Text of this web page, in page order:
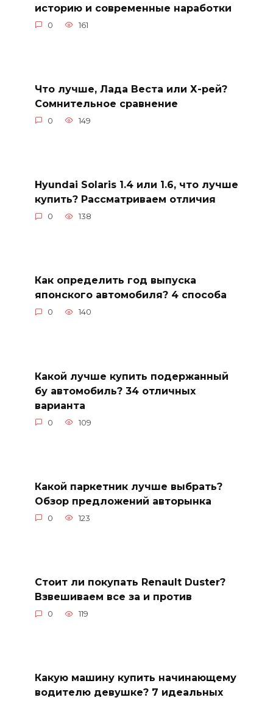
историю и современные наработки
0 161
Что лучше, Лада Веста или Х-рей?
Сомнительное сравнение
0 149
Hyundai Solaris 1.4 или 1.6, что лучше
купить? Рассматриваем отличия
0 138
Как определить год выпуска
японского автомобиля? 4 способа
0 140
Какой лучше купить подержанный
бу автомобиль? 34 отличных
варианта
0 109
Какой паркетник лучше выбрать?
Обзор предложений авторынка
0 123
Стоит ли покупать Renault Duster?
Взвешиваем все за и против
0 119
Какую машину купить начинающему
водителю девушке? 7 идеальных